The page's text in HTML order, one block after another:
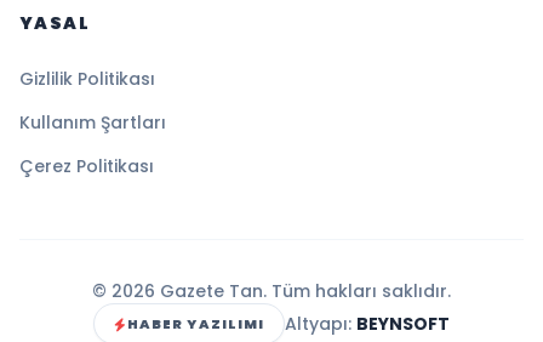
YASAL
Gizlilik Politikası
Kullanım Şartları
Çerez Politikası
© 2026 Gazete Tan. Tüm hakları saklıdır.
HABER YAZILIMI Altyapı: BEYNSOFT